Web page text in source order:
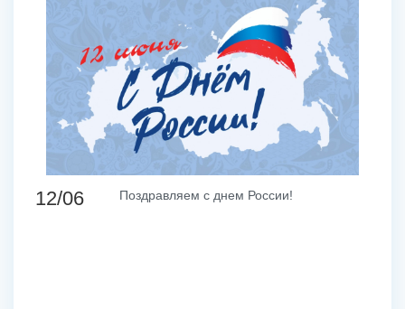
12/06 Поздравляем с днем России!